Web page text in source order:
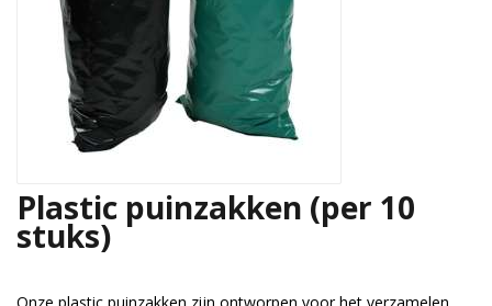
Plastic puinzakken (per 10
stuks)